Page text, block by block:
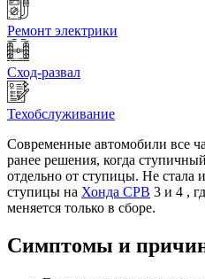
Ремонт электрики
Сход-развал
Техобслуживание
Современные автомобили все
ранее решения, когда
отдельно от ступицы. Не стала
ступицы на Хонда СРВ 3 и 4 ,
меняется только в сборе.
Симптомы и